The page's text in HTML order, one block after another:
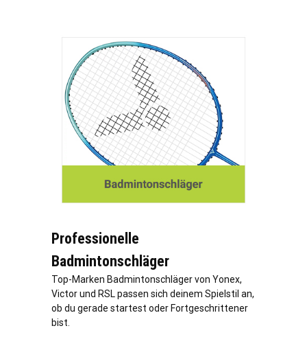
Professionelle
Badmintonschläger
Top-Marken Badmintonschläger von Yonex,
Victor und RSL passen sich deinem Spielstil an,
ob du gerade startest oder Fortgeschrittener
bist.